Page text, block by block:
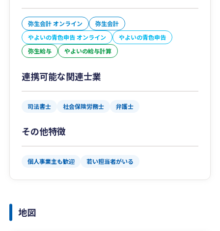
弥生会計 オンライン
弥生会計
やよいの青色申告 オンライン
やよいの青色申告
弥生給与
やよいの給与計算
連携可能な関連士業
司法書士 社会保険労務士 弁護士
その他特徴
個人事業主も歓迎 若い担当者がいる
地図